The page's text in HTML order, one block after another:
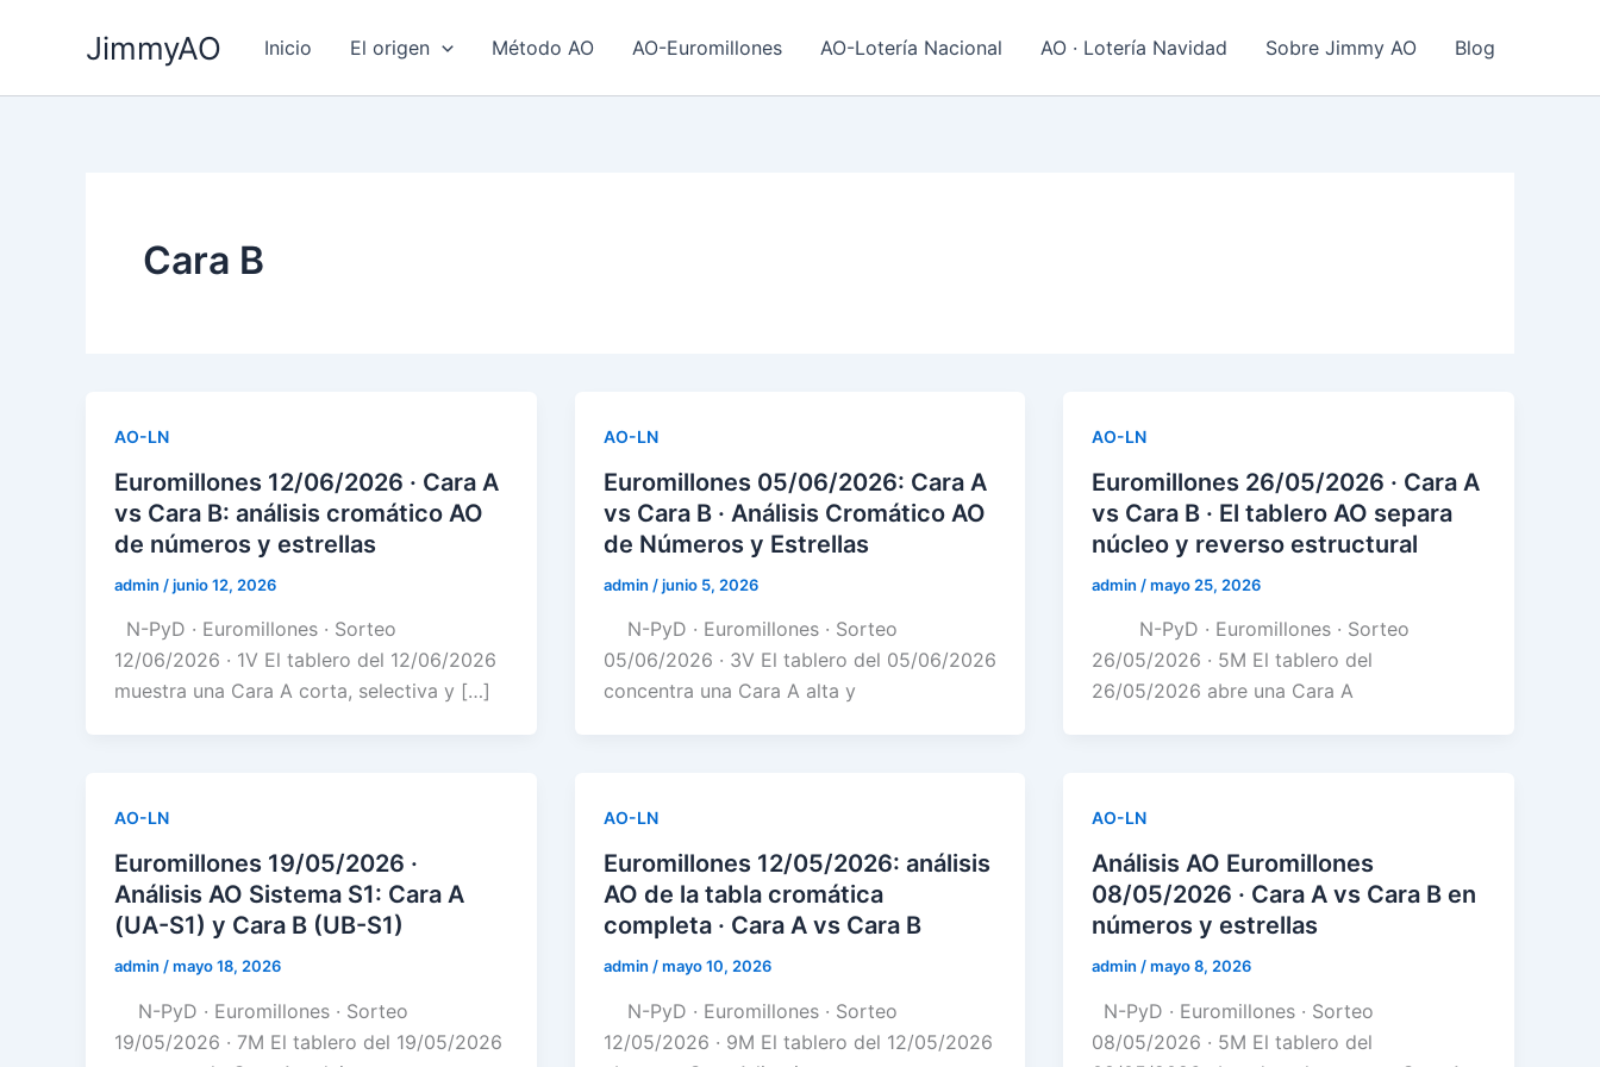
JimmyAO Inicio El origen Método AO AO-Euromillones AO-Lotería Nacional AO · Lotería Navidad Sobre Jimmy AO Blog
Cara B
AO-LN
Euromillones 12/06/2026 · Cara A
vs Cara B: análisis cromático AO
de números y estrellas
admin /junio 12, 2026
N-PyD · Euromillones · Sorteo
12/06/2026 · 1V El tablero del 12/06/2026
muestra una Cara A corta, selectiva y […]
AO-LN
Euromillones 05/06/2026: Cara A
vs Cara B · Análisis Cromático AO
de Números y Estrellas
admin /junio 5, 2026
N-PyD · Euromillones · Sorteo
05/06/2026 · 3V El tablero del 05/06/2026
concentra una Cara A alta y
AO-LN
Euromillones 26/05/2026 · Cara A
vs Cara B · El tablero AO separa
núcleo y reverso estructural
admin /mayo 25, 2026
N-PyD · Euromillones · Sorteo
26/05/2026 · 5M El tablero del
26/05/2026 abre una Cara A
AO-LN
Euromillones 19/05/2026 ·
Análisis AO Sistema S1: Cara A
(UA-S1) y Cara B (UB-S1)
admin /mayo 18, 2026
N-PyD · Euromillones · Sorteo
19/05/2026 · 7M El tablero del 19/05/2026
AO-LN
Euromillones 12/05/2026: análisis
AO de la tabla cromática
completa · Cara A vs Cara B
admin /mayo 10, 2026
N-PyD · Euromillones · Sorteo
12/05/2026 · 9M El tablero del 12/05/2026
AO-LN
Análisis AO Euromillones
08/05/2026 · Cara A vs Cara B en
números y estrellas
admin /mayo 8, 2026
N-PyD · Euromillones · Sorteo
08/05/2026 · 5M El tablero del